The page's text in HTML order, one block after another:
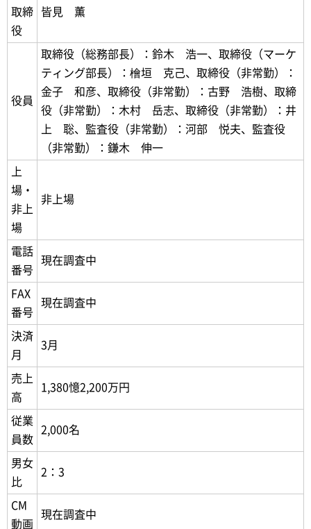
取締
役
皆見 薫
役員
取締役（総務部長）：鈴木 浩一、取締役（マーケ
ティング部長）：檜垣 克己、取締役（非常勤）：
金子 和彦、取締役（非常勤）：古野 浩樹、取締
役（非常勤）：木村 岳志、取締役（非常勤）：井
上 聡、監査役（非常勤）：河部 悦夫、監査役
（非常勤）：鎌木 伸一
上
場・
非上
場
非上場
電話
番号
現在調査中
FAX
番号
現在調査中
決済
月
3月
売上
高
1,380憶2,200万円
従業
員数
2,000名
男女
比
2：3
CM
動画
現在調査中